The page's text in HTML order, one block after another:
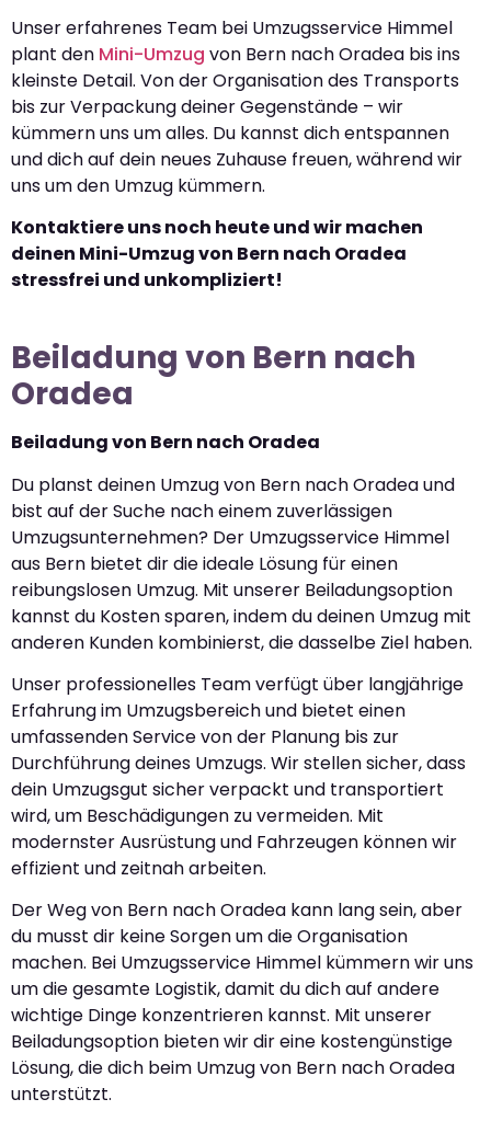
Unser erfahrenes Team bei Umzugsservice Himmel
plant den Mini-Umzug von Bern nach Oradea bis ins
kleinste Detail. Von der Organisation des Transports
bis zur Verpackung deiner Gegenstände – wir
kümmern uns um alles. Du kannst dich entspannen
und dich auf dein neues Zuhause freuen, während wir
uns um den Umzug kümmern.
Kontaktiere uns noch heute und wir machen
deinen Mini-Umzug von Bern nach Oradea
stressfrei und unkompliziert!
Beiladung von Bern nach
Oradea
Beiladung von Bern nach Oradea
Du planst deinen Umzug von Bern nach Oradea und
bist auf der Suche nach einem zuverlässigen
Umzugsunternehmen? Der Umzugsservice Himmel
aus Bern bietet dir die ideale Lösung für einen
reibungslosen Umzug. Mit unserer Beiladungsoption
kannst du Kosten sparen, indem du deinen Umzug mit
anderen Kunden kombinierst, die dasselbe Ziel haben.
Unser professionelles Team verfügt über langjährige
Erfahrung im Umzugsbereich und bietet einen
umfassenden Service von der Planung bis zur
Durchführung deines Umzugs. Wir stellen sicher, dass
dein Umzugsgut sicher verpackt und transportiert
wird, um Beschädigungen zu vermeiden. Mit
modernster Ausrüstung und Fahrzeugen können wir
effizient und zeitnah arbeiten.
Der Weg von Bern nach Oradea kann lang sein, aber
du musst dir keine Sorgen um die Organisation
machen. Bei Umzugsservice Himmel kümmern wir uns
um die gesamte Logistik, damit du dich auf andere
wichtige Dinge konzentrieren kannst. Mit unserer
Beiladungsoption bieten wir dir eine kostengünstige
Lösung, die dich beim Umzug von Bern nach Oradea
unterstützt.